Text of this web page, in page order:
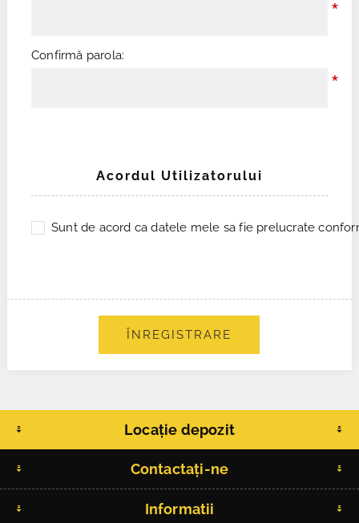
*
Confirmă parola:
*
Acordul Utilizatorului
Sunt de acord ca datele mele sa fie prelucrate
ÎNREGISTRARE
Locație depozit
Contactați-ne
Informatii